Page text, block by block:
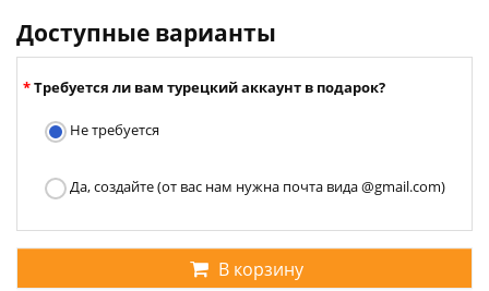
Доступные варианты
Требуется ли вам турецкий аккаунт в подарок?
Не требуется
Да, создайте (от вас нам нужна почта вида @gmail.com)
В корзину